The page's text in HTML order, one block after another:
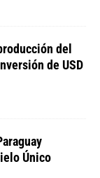
del
de USD
Único